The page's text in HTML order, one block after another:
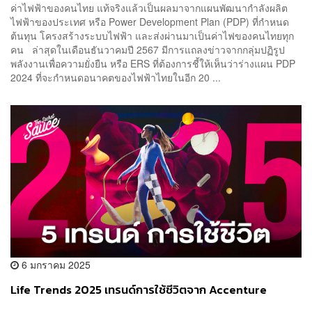
ค่าไฟฟ้าของคนไทย แท้จริงแล้วเป็นผลมาจากแผนพัฒนากำลังผลิต
ไฟฟ้าของประเทศ หรือ Power Development Plan (PDP) ที่กำหนด
ต้นทุน โครงสร้างระบบไฟฟ้า และส่งผ่านมาเป็นค่าไฟของคนไทยทุก
คน ล่าสุดในเดือนธันวาคมปี 2567 มีการแถลงข่าวจากกลุ่มปฏิรูป
พลังงานเพื่อความยั่งยืน หรือ ERS ที่ต้องการชี้ให้เห็นว่าร่างแผน PDP
2024 ที่จะกำหนดอนาคตของไฟฟ้าไทยในอีก 20 ...
6 มกราคม 2025
Life Trends 2025 เทรนด์การใช้ชีวิตจาก Accenture